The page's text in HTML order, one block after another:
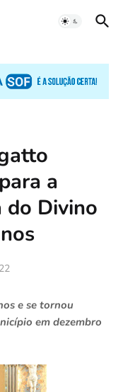
a
do Divino
e se tornou
em dezembro